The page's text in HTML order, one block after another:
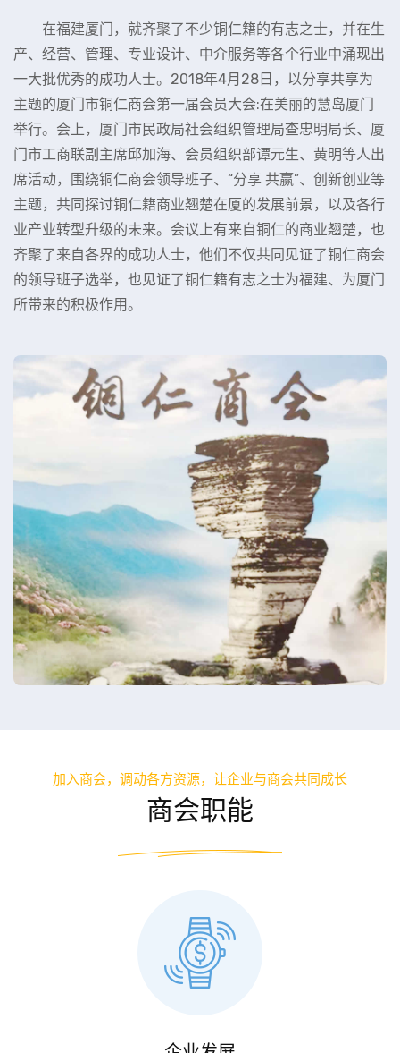
产、经营、管理、专业设计、中介服务等各个行业中涌现出
一大批优秀的成功人士。2018年4月28日，以分享共享为
主题的厦门市铜仁商会第一届会员大会:在美丽的慧岛厦门
举行。会上，厦门市民政局社会组织管理局查忠明局长、厦
门市工商联副主席邱加海、会员组织部谭元生、黄明等人出
席活动，围绕铜仁商会领导班子、“分享 共赢”、创新创业等
主题，共同探讨铜仁籍商业翘楚在厦的发展前景，以及各行
业产业转型升级的未来。会议上有来自铜仁的商业翘楚，也
齐聚了来自各界的成功人士，他们不仅共同见证了铜仁商会
的领导班子选举，也见证了铜仁籍有志之士为福建、为厦门
所带来的积极作用。
加入商会，调动各方资源，让企业与商会共同成长
商会职能